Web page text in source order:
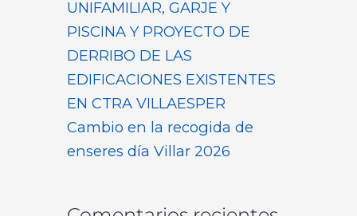
UNIFAMILIAR, GARJE Y
PISCINA Y PROYECTO DE
DERRIBO DE LAS
EDIFICACIONES EXISTENTES
EN CTRA VILLAESPER
Cambio en la recogida de
enseres día Villar 2026